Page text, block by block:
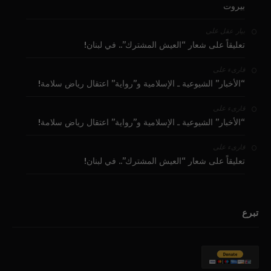
بيروت
بيار عقل على
تعليقاً على شعار “العيش المشترك”.. في لبنان!
قارىء على
“الأخبار” الشيوعية ـ الإسلامية و”رواية” اعتقال رياض سلامة!
قارىء على
“الأخبار” الشيوعية ـ الإسلامية و”رواية” اعتقال رياض سلامة!
قارىء على
تعليقاً على شعار “العيش المشترك”.. في لبنان!
تبرع